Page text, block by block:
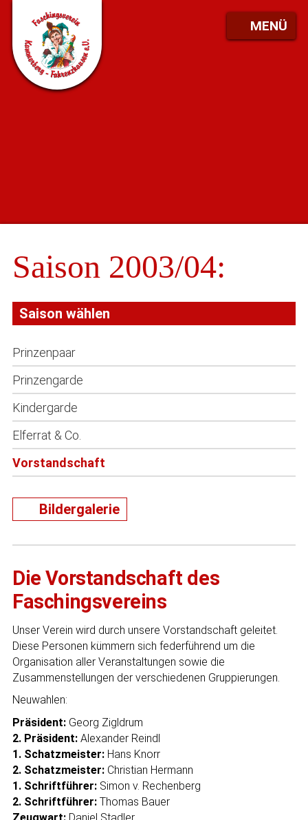
MENÜ
Saison 2003/04:
Saison wählen
Prinzenpaar
Prinzengarde
Kindergarde
Elferrat & Co.
Vorstandschaft
Bildergalerie
Die Vorstandschaft des
Faschingsvereins
Unser Verein wird durch unsere Vorstandschaft geleitet.
Diese Personen kümmern sich federführend um die
Organisation aller Veranstaltungen sowie die
Zusammenstellungen der verschiedenen Gruppierungen.
Neuwahlen:
Präsident:Georg Zigldrum
2. Präsident: Alexander Reindl
1. Schatzmeister:Hans Knorr
2. Schatzmeister:Christian Hermann
1. Schriftführer:Simon v. Rechenberg
2. Schriftführer: Thomas Bauer